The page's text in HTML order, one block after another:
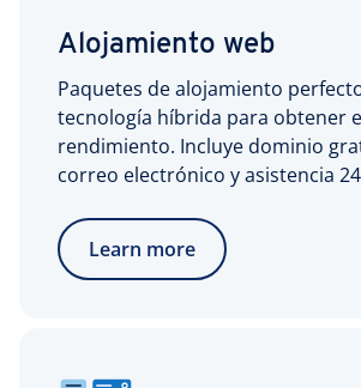
Alojamiento web
Paquetes de alojamiento
tecnología híbrida para obtener
rendimiento. Incluye dominio
correo electrónico y asistencia
Learn more